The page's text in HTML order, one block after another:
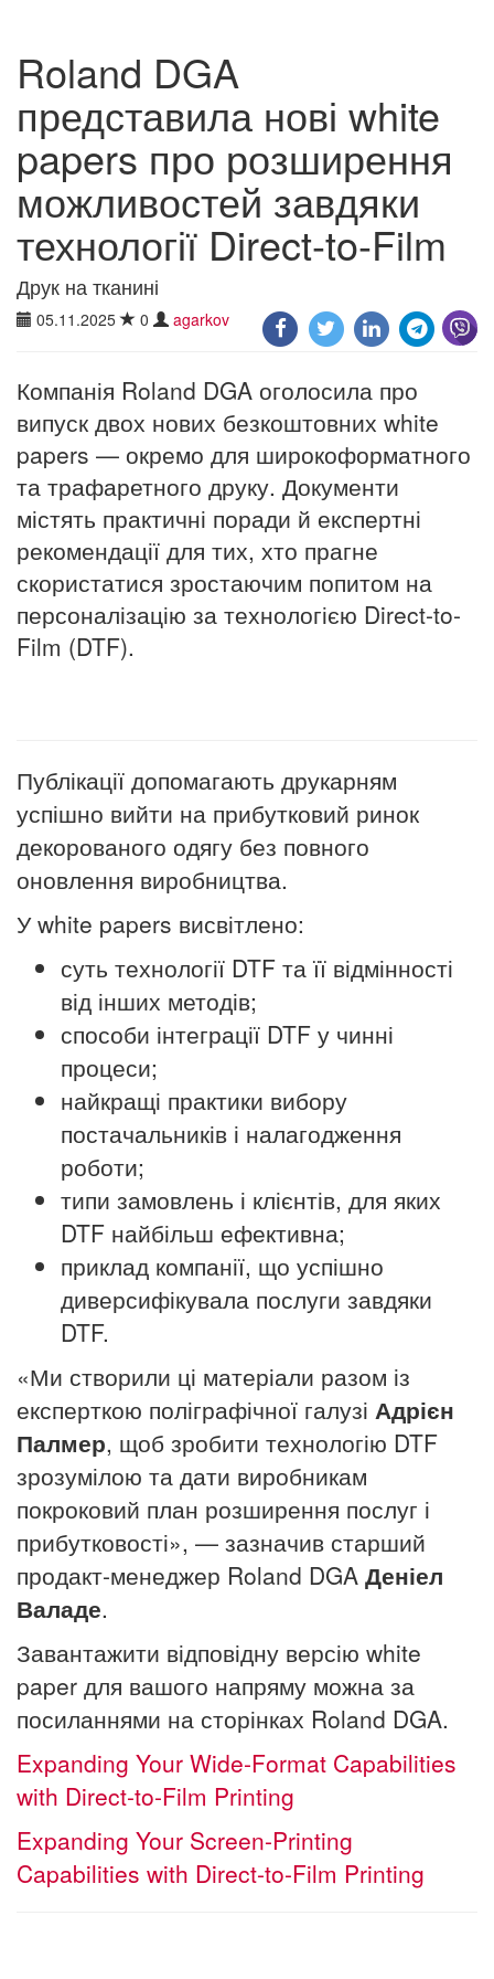
Roland DGA
представила нові white
papers про розширення
можливостей завдяки
технології Direct-to-Film
Друк на тканині
05.11.2025 0 agarkov
Компанія Roland DGA оголосила про
випуск двох нових безкоштовних white
papers — окремо для широкоформатного
та трафаретного друку. Документи
містять практичні поради й експертні
рекомендації для тих, хто прагне
скористатися зростаючим попитом на
персоналізацію за технологією Direct-to-
Film (DTF).
Публікації допомагають друкарням
успішно вийти на прибутковий ринок
декорованого одягу без повного
оновлення виробництва.
У white papers висвітлено:
суть технології DTF та її відмінності
від інших методів;
способи інтеграції DTF у чинні
процеси;
найкращі практики вибору
постачальників і налагодження
роботи;
типи замовлень і клієнтів, для яких
DTF найбільш ефективна;
приклад компанії, що успішно
диверсифікувала послуги завдяки
DTF.
«Ми створили ці матеріали разом із
експерткою поліграфічної галузі Адрієн
Палмер, щоб зробити технологію DTF
зрозумілою та дати виробникам
покроковий план розширення послуг і
прибутковості», — зазначив старший
продакт-менеджер Roland DGA Деніел
Валаде.
Завантажити відповідну версію white
paper для вашого напряму можна за
посиланнями на сторінках Roland DGA.
Expanding Your Wide-Format Capabilities
with Direct-to-Film Printing
Expanding Your Screen-Printing
Capabilities with Direct-to-Film Printing